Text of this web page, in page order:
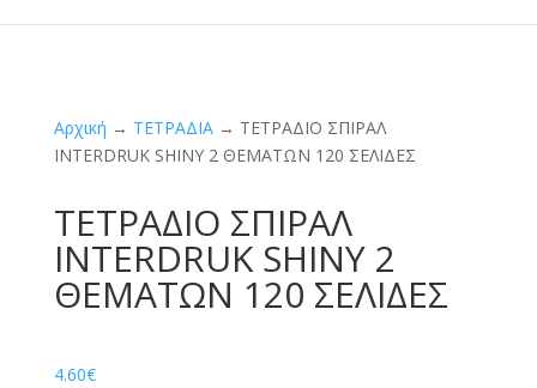
Αρχική → ΤΕΤΡΑΔΙΑ→ ΤΕΤΡΑΔΙΟ ΣΠΙΡΑΛ
INTERDRUK SHINY 2 ΘΕΜΑΤΩΝ 120 ΣΕΛΙΔΕΣ
ΤΕΤΡΑΔΙΟ ΣΠΙΡΑΛ
INTERDRUK SHINY 2
ΘΕΜΑΤΩΝ 120 ΣΕΛΙΔΕΣ
4.60€